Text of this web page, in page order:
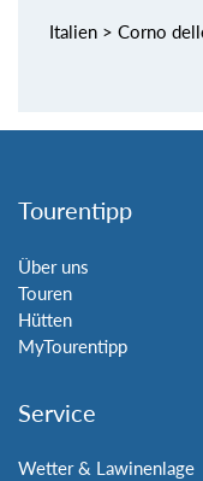
Italien > Corno
Tourentipp
Über uns
Touren
Hütten
MyTourentipp
Service
Wetter & Lawinenlage